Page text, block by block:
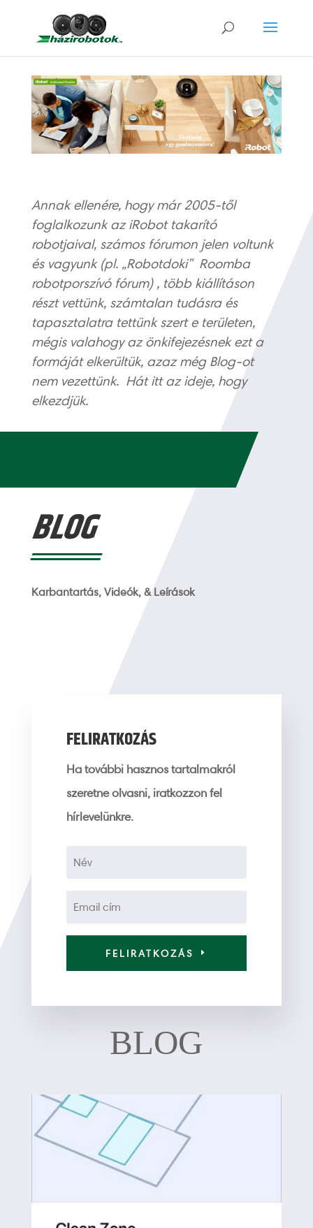
Annak ellenére, hogy már 2005-től
foglalkozunk az iRobot takarító
robotjaival, számos fórumon jelen voltunk
és vagyunk (pl. „Robotdoki” Roomba
robotporszívó fórum) , több kiállításon
részt vettünk, számtalan tudásra és
tapasztalatra tettünk szert e területen,
mégis valahogy az önkifejezésnek ezt a
formáját elkerültük, azaz még Blog-ot
nem vezettünk. Hát itt az ideje, hogy
elkezdjük.
BLOG
Karbantartás, Videók, & Leírások
FELIRATKOZÁS
Ha további hasznos tartalmakról
szeretne olvasni, iratkozzon fel
hírlevelünkre.
FELIRATKOZÁS
BLOG